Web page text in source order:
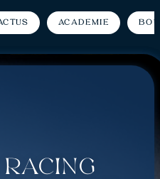
Académie
Racing